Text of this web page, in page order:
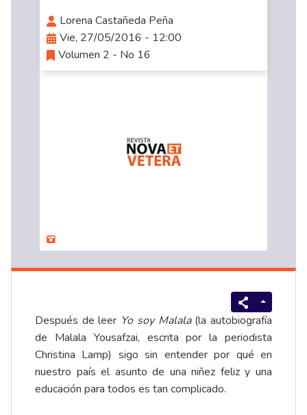
Lorena Castañeda Peña
Vie, 27/05/2016 - 12:00
Volumen 2 - No 16
Después de leer Yo soy Malala(la autobiografía
de Malala Yousafzai, escrita por la periodista
Christina Lamp) sigo sin entender por qué en
nuestro país el asunto de una niñez feliz y una
educación para todos es tan complicado.